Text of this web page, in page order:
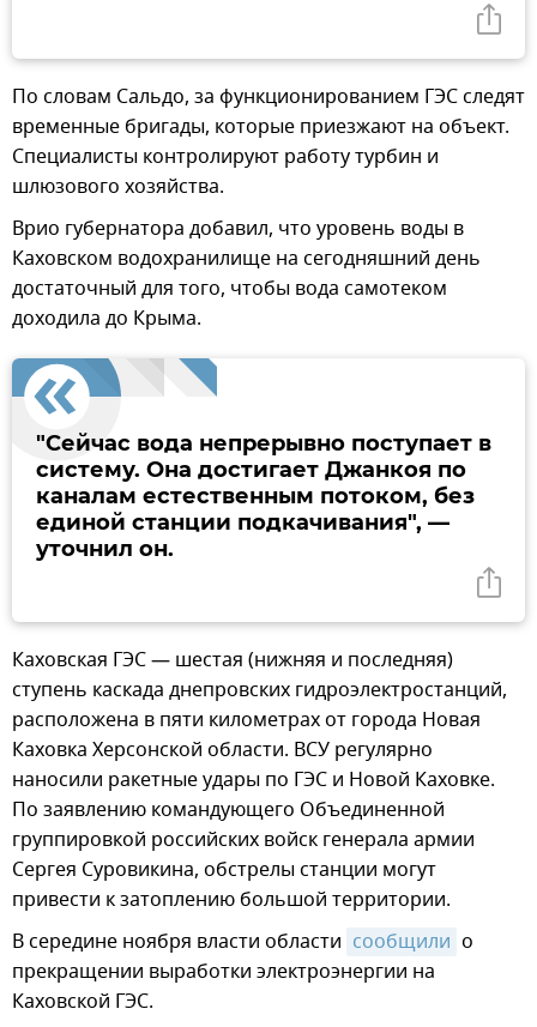
По словам Сальдо, за функционированием ГЭС следят
временные бригады, которые приезжают на объект.
Специалисты контролируют работу турбин и
шлюзового хозяйства.
Врио губернатора добавил, что уровень воды в
Каховском водохранилище на сегодняшний день
достаточный для того, чтобы вода самотеком
доходила до Крыма.
"Сейчас вода непрерывно поступает в
систему. Она достигает Джанкоя по
каналам естественным потоком, без
единой станции подкачивания", —
уточнил он.
Каховская ГЭС — шестая (нижняя и последняя)
ступень каскада днепровских гидроэлектростанций,
расположена в пяти километрах от города Новая
Каховка Херсонской области. ВСУ регулярно
наносили ракетные удары по ГЭС и Новой Каховке.
По заявлению командующего Объединенной
группировкой российских войск генерала армии
Сергея Суровикина, обстрелы станции могут
привести к затоплению большой территории.
В середине ноября власти области сообщили о
прекращении выработки электроэнергии на
Каховской ГЭС.